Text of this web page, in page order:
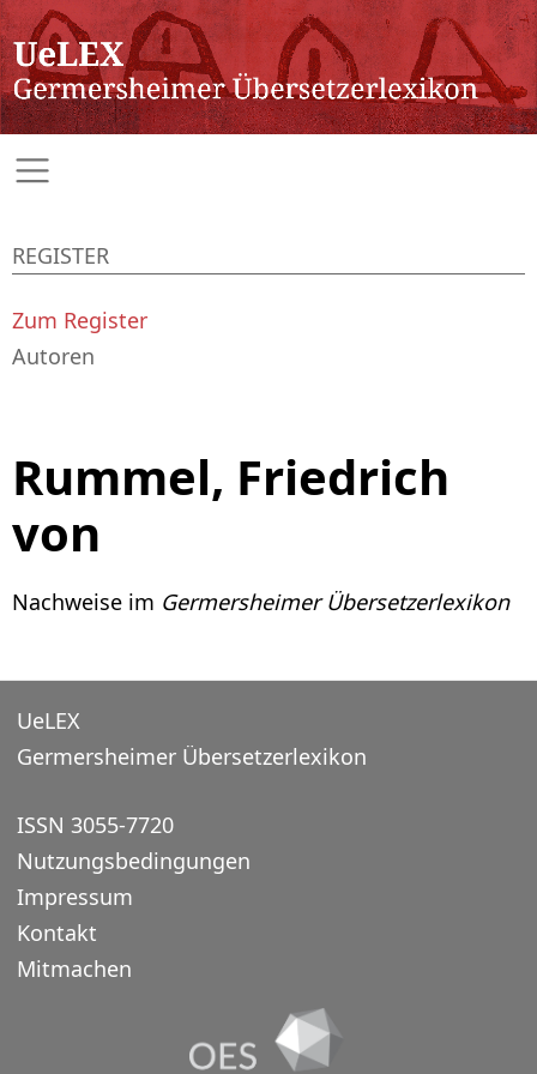
Rummel, Friedrich
von
Nachweise im Germersheimer Übersetzerlexikon
REGISTER
Zum Register
Autoren
UeLEX
Germersheimer Übersetzerlexikon
ISSN 3055-7720
Nutzungsbedingungen
Impressum
Kontakt
Mitmachen